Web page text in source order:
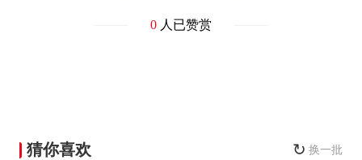
0人已赞赏
猜你喜欢 ↻ 换一批